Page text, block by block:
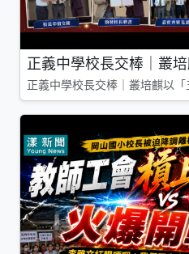
正義中學校長交棒｜叢
正義中學校長交棒｜叢培麒以